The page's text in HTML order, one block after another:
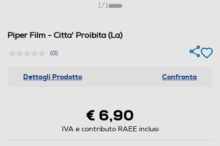
1/1
Piper Film - Citta' Proibita (La)
(0)
Dettagli Prodotto Confronta
€ 6,90
IVA e contributo RAEE inclusi